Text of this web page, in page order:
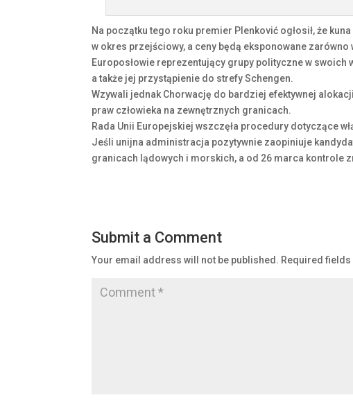
Na początku tego roku premier Plenković ogłosił, że
w okres przejściowy, a ceny będą eksponowane zarówno
Europosłowie reprezentujący grupy polityczne w
a także jej przystąpienie do strefy Schengen.
Wzywali jednak Chorwację do bardziej efektywnej
praw człowieka na zewnętrznych granicach.
Rada Unii Europejskiej wszczęła procedury dotyczące
Jeśli unijna administracja pozytywnie zaopiniuje
granicach lądowych i morskich, a od 26 marca kontrole
Submit a Comment
Your email address will not be published. Required fields